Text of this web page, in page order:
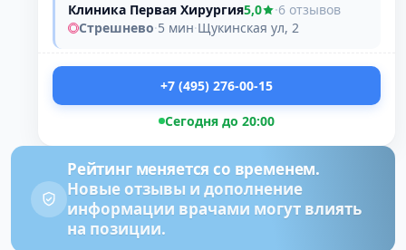
Клиника Первая Хирургия5,0 ·6 отзывов
Стрешнево·5 мин·Щукинская ул, 2
+7 (495) 276-00-15
Сегодня до 20:00
Рейтинг меняется со временем.
Новые отзывы и дополнение
информации врачами могут влиять
на позиции.